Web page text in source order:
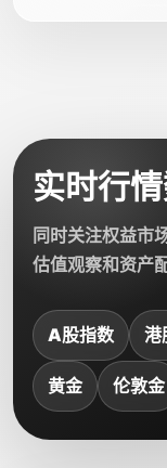
实时行
同时关注权益市
估值观察和资产
A股指数 港
黄金 伦敦金